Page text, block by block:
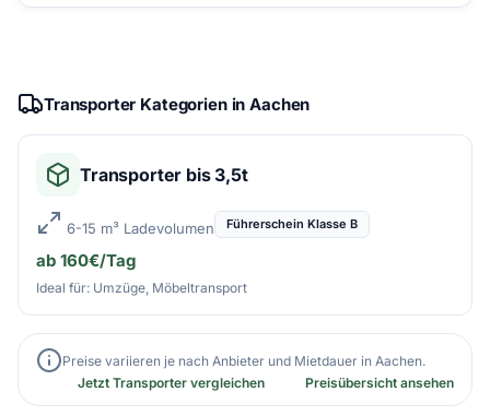
Transporter Kategorien in Aachen
Transporter bis 3,5t
6-15 m³ Ladevolumen Führerschein Klasse B
ab 160€/Tag
Ideal für: Umzüge, Möbeltransport
Preise variieren je nach Anbieter und Mietdauer in Aachen.
Jetzt Transporter vergleichen
Preisübersicht ansehen